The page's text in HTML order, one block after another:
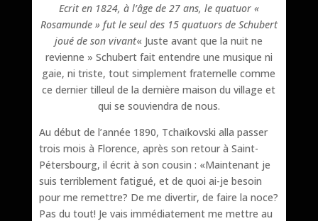
Ecrit en 1824, à l’âge de 27 ans, le quatuor «
Rosamunde » fut le seul des 15 quatuors de Schubert
joué de son vivant« Juste avant que la nuit ne
revienne » Schubert fait entendre une musique ni
gaie, ni triste, tout simplement fraternelle comme
ce dernier tilleul de la dernière maison du village et
qui se souviendra de nous.
Au début de l’année 1890, Tchaïkovski alla passer
trois mois à Florence, après son retour à Saint-
Pétersbourg, il écrit à son cousin : «Maintenant je
suis terriblement fatigué, et de quoi ai-je besoin
pour me remettre? De me divertir, de faire la noce?
Pas du tout! Je vais immédiatement me mettre au